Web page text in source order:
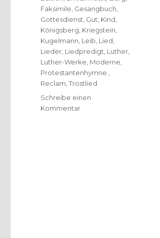
Faksimile Gesangbuch
Gottesdienst Gut Kind
Königsberg Kriegstein
Kugelmann Leib Lied
Lieder Liedpredigt Luther
Luther-Werke Moderne
Protestantenhymne.
Reclam ,Trostlied
Schreibe einen
Kommentarzu